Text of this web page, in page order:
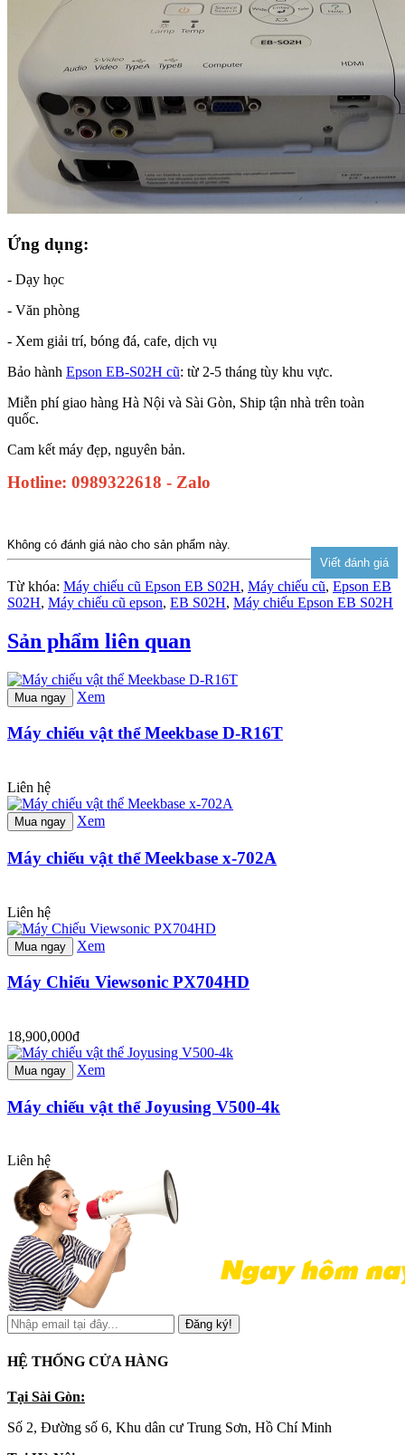
Ứng dụng:
- Dạy học
- Văn phòng
- Xem giải trí, bóng đá, cafe, dịch vụ
Bảo hành Epson EB-S02H cũ: từ 2-5 tháng tùy khu vực.
Miễn phí giao hàng Hà Nội và Sài Gòn, Ship tận nhà trên toàn
quốc.
Cam kết máy đẹp, nguyên bản.
Hotline: 0989322618 - Zalo
Không có đánh giá nào cho sản phẩm này.
Từ khóa: Máy chiếu cũ Epson EB S02H, Máy chiếu cũ, Epson EB
S02H, Máy chiếu cũ epson, EB S02H, Máy chiếu Epson EB S02H
Sản phẩm liên quan
Mua ngay Xem
Máy chiếu vật thể Meekbase D-R16T
Liên hệ
Mua ngay Xem
Máy chiếu vật thể Meekbase x-702A
Liên hệ
Mua ngay Xem
Máy Chiếu Viewsonic PX704HD
18,900,000đ
Mua ngay Xem
Máy chiếu vật thể Joyusing V500-4k
Liên hệ
Đăng ký!
HỆ THỐNG CỬA HÀNG
Tại Sài Gòn:
Số 2, Đường số 6, Khu dân cư Trung Sơn, Hồ Chí Minh